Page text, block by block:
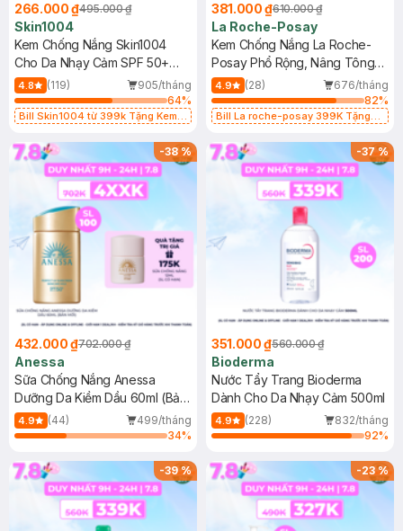
266.000 ₫495.000 ₫
Skin1004
Kem Chống Nắng Skin1004
Cho Da Nhạy Cảm SPF 50+
50ml
4.8 (119)
905/tháng
64%
Bill Skin1004 từ 399k Tặng Kem
SPF 50+ 20ml (SL Có Hạn)
381.000 ₫610.000 ₫
La Roche-Posay
Kem Chống Nắng La Roche-
Posay Phổ Rộng, Nâng Tông
Kiềm Dầu 50ml
4.9 (28)
676/tháng
82%
Bill La roche-posay 399K Tặng
(SL có hạn)
-38%
432.000 ₫702.000 ₫
Anessa
Sữa Chống Nắng Anessa
Dưỡng Da Kiềm Dầu 60ml (Bản
Mới)
4.9 (44)
499/tháng
34%
-37%
351.000 ₫560.000 ₫
Bioderma
Nước Tẩy Trang Bioderma
Dành Cho Da Nhạy Cảm 500ml
4.9 (228)
832/tháng
92%
-39% -23%